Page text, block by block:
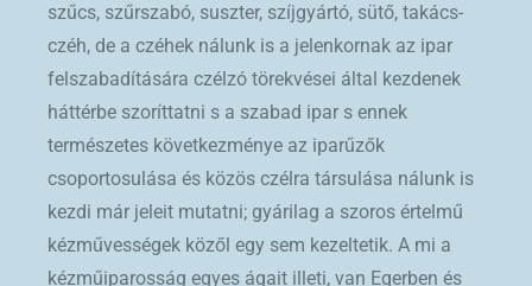
szűcs, szűrszabó, suszter, szíjgyártó, sütő, takács-
czéh, de a czéhek nálunk is a jelenkornak az ipar
felszabadítására czélzó törekvései által kezdenek
háttérbe szoríttatni s a szabad ipar s ennek
természetes következménye az iparűzők
csoportosulása és közös czélra társulása nálunk is
kezdi már jeleit mutatni; gyárilag a szoros értelmű
kézművességek közől egy sem kezeltetik. A mi a
kézműiparosság egyes ágait illeti, van Egerben és